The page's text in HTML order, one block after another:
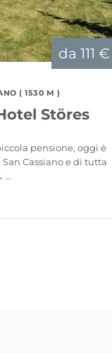
da 111 €
( 1530 M )
Störes
pensione, oggi è
Cassiano e di tutta
...